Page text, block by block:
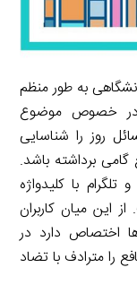
به طور منظم
در خصوص موضوع
روز را شناسایی
برداشته باشد.
و تلگرام با کلیدواژه
این میان کاربران
آن‌ها اختصاص دارد در
را مترادف با تضاد